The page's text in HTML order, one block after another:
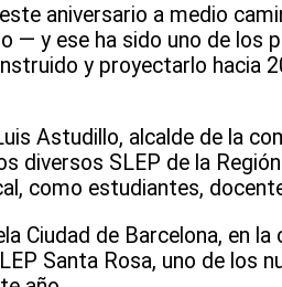
aniversario a medio
— y ese ha sido uno de los
y proyectarlo hacia
Astudillo, alcalde de la
diversos SLEP de la
como estudiantes,
Ciudad de Barcelona, en
Santa Rosa, uno de los